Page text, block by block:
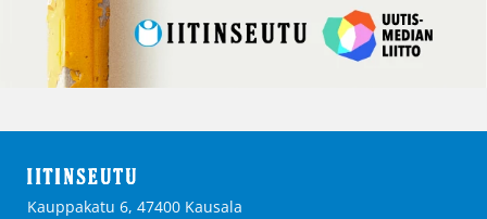
Kauppakatu 6, 47400 Kausala